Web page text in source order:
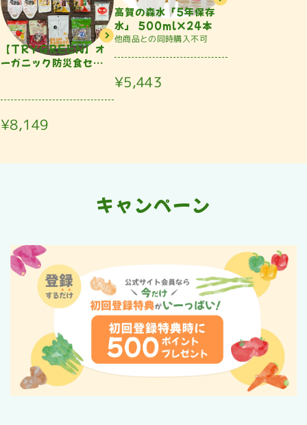
【TRYGREEN】オ
ーガニック防災食セ
¥8,149
高賀の森水「5年保存
水」 500ml×24本
他商品との同時購入不可
¥5,443
キャンペーン